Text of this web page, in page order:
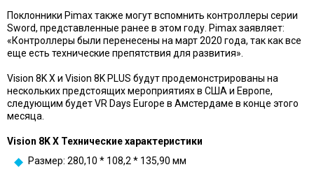
Поклонники Pimax также могут вспомнить контроллеры серии
Sword, представленные ранее в этом году. Pimax заявляет:
«Контроллеры были перенесены на март 2020 года, так как все
еще есть технические препятствия для развития».
Vision 8K X и Vision 8K PLUS будут продемонстрированы на
нескольких предстоящих мероприятиях в США и Европе,
следующим будет VR Days Europe в Амстердаме в конце этого
месяца.
Vision 8K X Технические характеристики
Размер: 280,10 * 108,2 * 135,90 мм